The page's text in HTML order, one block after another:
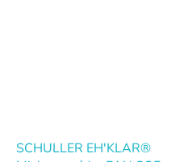
SCHULLER EH'KLAR®